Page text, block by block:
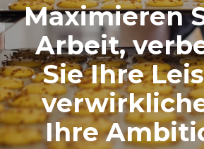
Maximieren
Arbeit,
Sie Ihre
Ihre